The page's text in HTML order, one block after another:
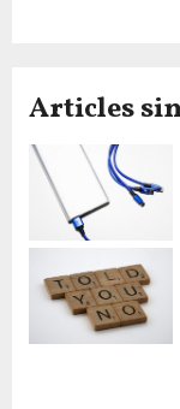
i
o
n
d
e
Articles